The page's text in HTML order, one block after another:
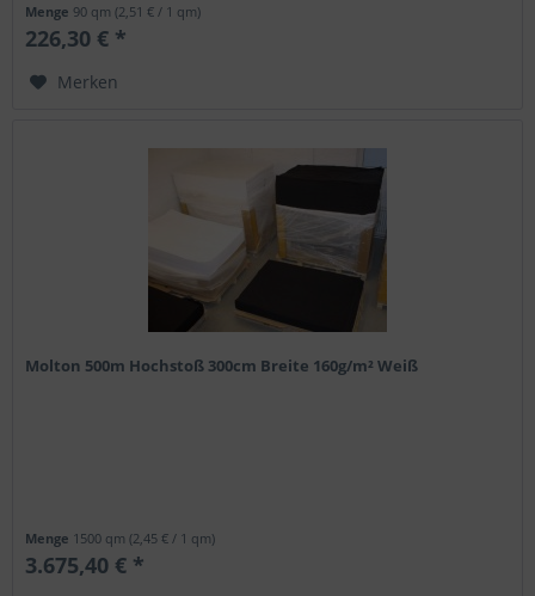
Menge 90 qm(2,51 € / 1 qm)
226,30 € *
Merken
Molton 500m Hochstoß 300cm Breite 160g/m² Weiß
Menge 1500 qm(2,45 € / 1 qm)
3.675,40 € *